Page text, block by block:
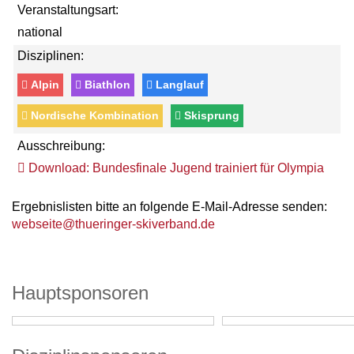
Veranstaltungsart:
national
Disziplinen:
Alpin Biathlon Langlauf
Nordische Kombination Skisprung
Ausschreibung:
Download: Bundesfinale Jugend trainiert für Olympia
Ergebnislisten bitte an folgende E-Mail-Adresse senden:
webseite@thueringer-skiverband.de
Hauptsponsoren